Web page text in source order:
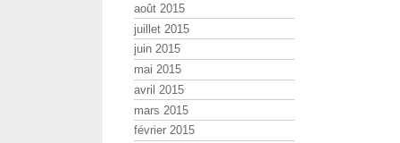
août 2015
juillet 2015
juin 2015
mai 2015
avril 2015
mars 2015
février 2015